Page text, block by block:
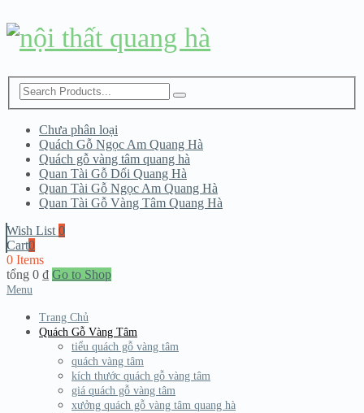
Chưa phân loại
Quách Gỗ Ngọc Am Quang Hà
Quách gỗ vàng tâm quang hà
Quan Tài Gỗ Dổi Quang Hà
Quan Tài Gỗ Ngọc Am Quang Hà
Quan Tài Gỗ Vàng Tâm Quang Hà
Wish List 0
Cart0
0 Items
tổng 0 ₫ Go to Shop
Menu
Trang Chủ
Quách Gỗ Vàng Tâm
tiểu quách gỗ vàng tâm
quách vàng tâm
kích thước quách gỗ vàng tâm
giá quách gỗ vàng tâm
xưởng quách gỗ vàng tâm quang hà